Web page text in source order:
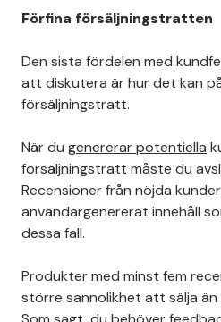
Förfina försäljningstratten
Den sista fördelen med
att diskutera är hur det kan
försäljningstratt.
När du genererar potentiella
försäljningstratt måste du
Recensioner från nöjda
användargenererat innehåll
dessa fall.
Produkter med minst fem
större sannolikhet att sälja än